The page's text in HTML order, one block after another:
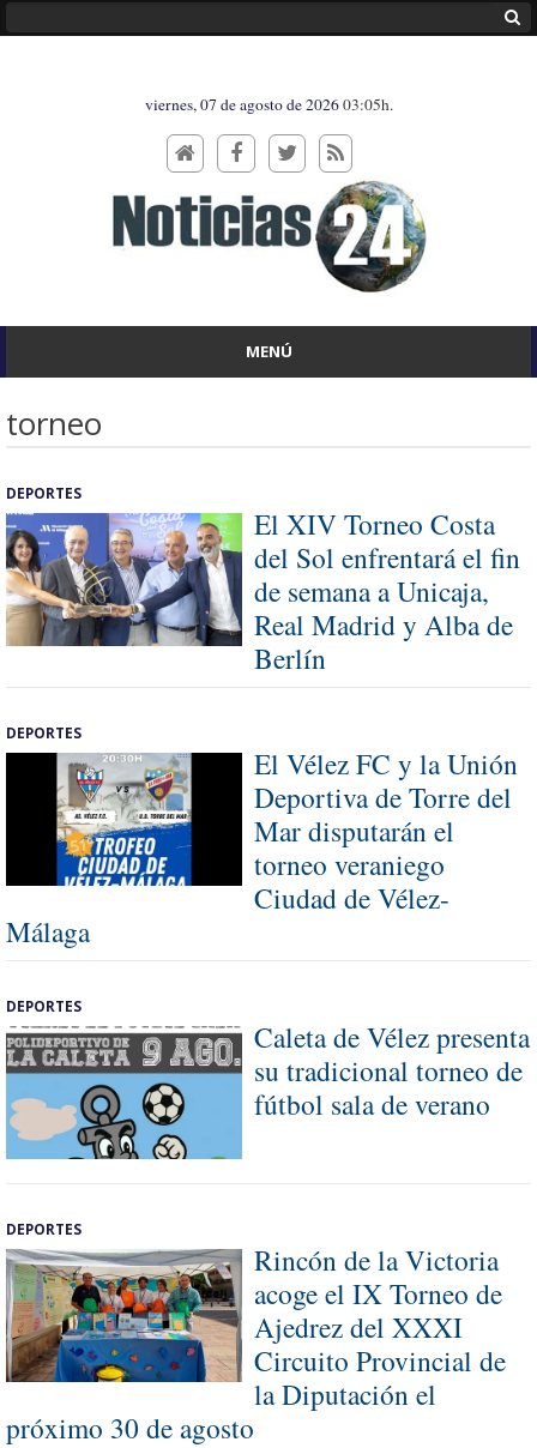
viernes, 07 de agosto de 202603:05h.
MENÚ
torneo
DEPORTES
El XIV Torneo Costa
del Sol enfrentará el fin
de semana a Unicaja,
Real Madrid y Alba de
Berlín
DEPORTES
El Vélez FC y la Unión
Deportiva de Torre del
Mar disputarán el
torneo veraniego
Ciudad de Vélez-
Málaga
DEPORTES
Caleta de Vélez presenta
su tradicional torneo de
fútbol sala de verano
DEPORTES
Rincón de la Victoria
acoge el IX Torneo de
Ajedrez del XXXI
Circuito Provincial de
la Diputación el
próximo 30 de agosto